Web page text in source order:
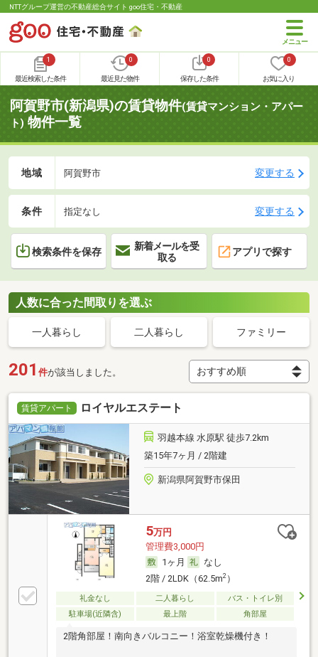
NTTグループ運営の不動産総合サイト goo住宅・不動産
1
最近検索した条件
0
最近見た物件
0
保存した条件
0
お気に入り
阿賀野市(新潟県)の賃貸物件(賃貸マンション・アパー
ト) 物件一覧
地域 阿賀野市 変更する
条件 指定なし 変更する
検索条件を保存
新着メールを受
取る
アプリで探す
人数に合った間取りを選ぶ
一人暮らし 二人暮らし ファミリー
201 件が該当しました。
賃貸アパート ロイヤルエステート
羽越本線 水原駅 徒歩7.2km
築15年7ヶ月 / 2階建
新潟県阿賀野市保田
5万円
管理費3,000円
1ヶ月
なし
2階 / 2LDK（62.5m2）
礼金なし 二人暮らし
バス・トイレ別
駐車場(近隣含)
最上階 角部屋
2階角部屋！南向きバルコニー！浴室乾燥機付き！